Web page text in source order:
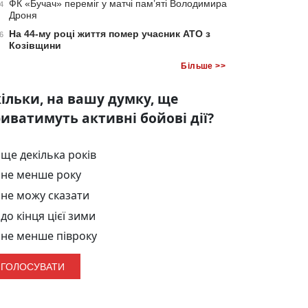
ФК «Бучач» переміг у матчі пам’яті Володимира
Дроня
На 44-му році життя помер учасник АТО з
Козівщини
Більше >>
на вашу думку, ще
активні бойові дії?
ще декілька років
не менше року
не можу сказати
до кінця цієї зими
не менше півроку